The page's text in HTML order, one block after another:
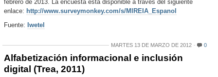
febrero de 2013. La encuesta está disponible a través del siguiente
enlace: http://www.surveymonkey.com/s/MIREIA_Espanol
Fuente: Iwetel
MARTES 13 DE MARZO DE 2012 0
Alfabetización informacional e inclusión
digital (Trea, 2011)